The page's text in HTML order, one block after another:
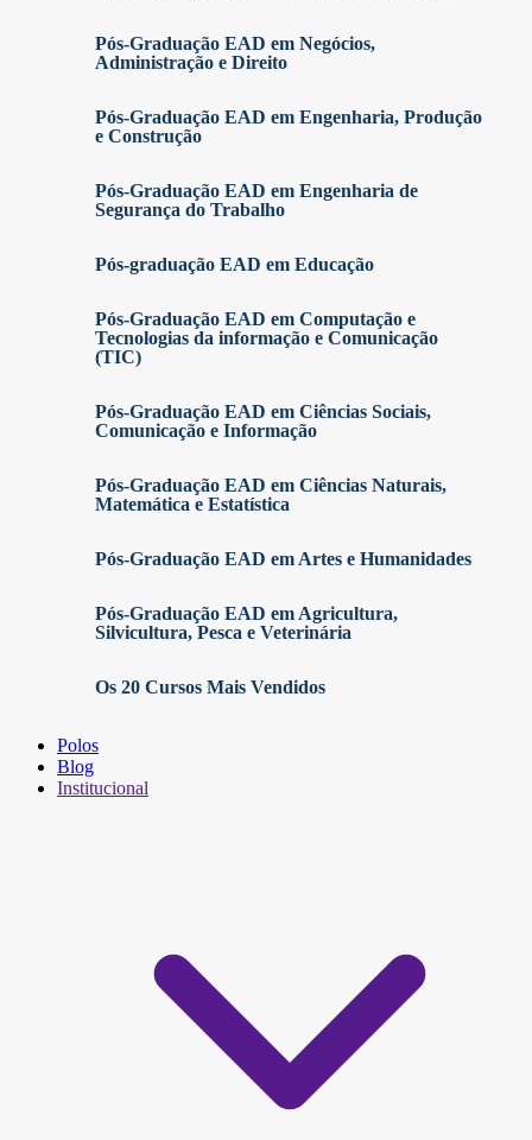
Pós-Graduação EAD em Negócios,
Administração e Direito
Pós-Graduação EAD em Engenharia, Produção
e Construção
Pós-Graduação EAD em Engenharia de
Segurança do Trabalho
Pós-graduação EAD em Educação
Pós-Graduação EAD em Computação e
Tecnologias da informação e Comunicação
(TIC)
Pós-Graduação EAD em Ciências Sociais,
Comunicação e Informação
Pós-Graduação EAD em Ciências Naturais,
Matemática e Estatística
Pós-Graduação EAD em Artes e Humanidades
Pós-Graduação EAD em Agricultura,
Silvicultura, Pesca e Veterinária
Os 20 Cursos Mais Vendidos
Polos
Blog
Institucional